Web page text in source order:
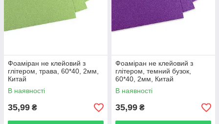
Фоаміран не клейовий з
глітером, трава, 60*40, 2мм,
Китай
В наявності
35,99 ₴
Фоаміран не клейовий з
глітером, темний бузок,
60*40, 2мм, Китай
В наявності
35,99 ₴